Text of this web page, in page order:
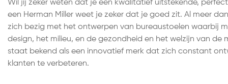
Wil jij zeker weten dat je een kwalitatief uitstekende,
een Herman Miller weet je zeker dat je goed zit. Al meer
zich bezig met het ontwerpen van bureaustoelen waarbij
design, het milieu, en de gezondheid en het welzijn van de
staat bekend als een innovatief merk dat zich constant
klanten te verbeteren.